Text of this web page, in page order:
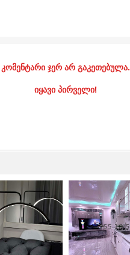
კომენტარი ჯერ არ გაკეთებულა.
იყავი პირველი!